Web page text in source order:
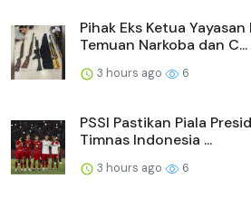
Pihak Eks Ketua
Temuan Narkoba dan C...
3 hours ago 6
PSSI Pastikan Piala
Timnas Indonesia ...
3 hours ago 6